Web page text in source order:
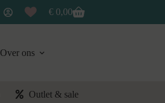
Winkelwagen
€0,00
Over ons
Outlet & sale